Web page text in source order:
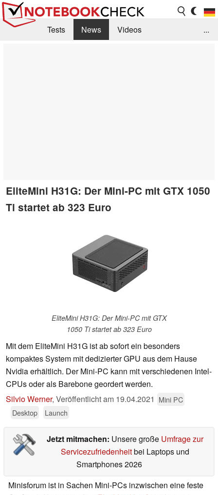
Tests News
Videos
...
EliteMini H31G: Der Mini-PC mit GTX 1050
Ti startet ab 323 Euro
EliteMini H31G: Der Mini-PC mit GTX
1050 Ti startet ab 323 Euro
Mit dem EliteMini H31G ist ab sofort ein besonders
kompaktes System mit dedizierter GPU aus dem Hause
Nvidia erhältlich. Der Mini-PC kann mit verschiedenen Intel-
CPUs oder als Barebone geordert werden.
Silvio Werner, Veröffentlicht am 19.04.2021 Mini PC
Desktop
Launch
Jetzt mitmachen: Unsere große Umfrage zur
Servicezufriedenheitbei Laptops und
Smartphones 2026
Minisforum ist in Sachen Mini-PCs inzwischen eine feste